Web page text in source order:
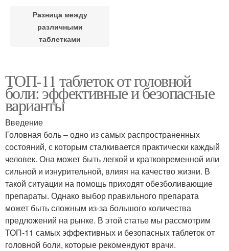
Разница между
различными
таблетками
ТОП-11 таблеток от головной
боли: эффективные и безопасные
варианты
Введение
Головная боль – одно из самых распространенных
состояний, с которым сталкивается практически каждый
человек. Она может быть легкой и кратковременной или
сильной и изнурительной, влияя на качество жизни. В
такой ситуации на помощь приходят обезболивающие
препараты. Однако выбор правильного препарата
может быть сложным из-за большого количества
предложений на рынке. В этой статье мы рассмотрим
ТОП-11 самых эффективных и безопасных таблеток от
головной боли, которые рекомендуют врачи.